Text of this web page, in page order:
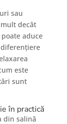
sau
decât
aduce
este
sunt
în practică
din salină